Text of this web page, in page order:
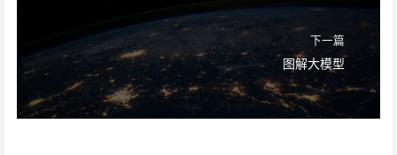
下一篇
图解大模型